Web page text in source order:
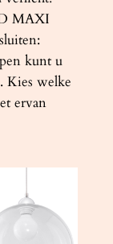
MAXI
kunt u
Kies welke
ervan